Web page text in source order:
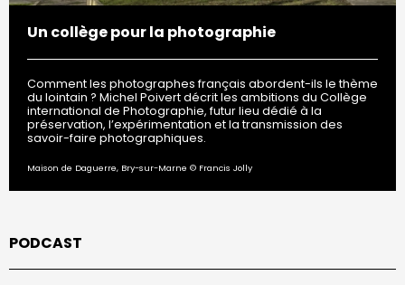
Un collège pour la photographie
Comment les photographes français abordent-ils le thème
du lointain ? Michel Poivert décrit les ambitions du Collège
international de Photographie, futur lieu dédié à la
préservation, l’expérimentation et la transmission des
savoir-faire photographiques.
Maison de Daguerre, Bry-sur-Marne © Francis Jolly
PODCAST